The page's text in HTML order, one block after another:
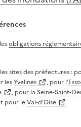
obligations
sites des préfectures :
lesYvelines , pour l’
, pour la Seine-Saint-
pour leVal-d’Oise